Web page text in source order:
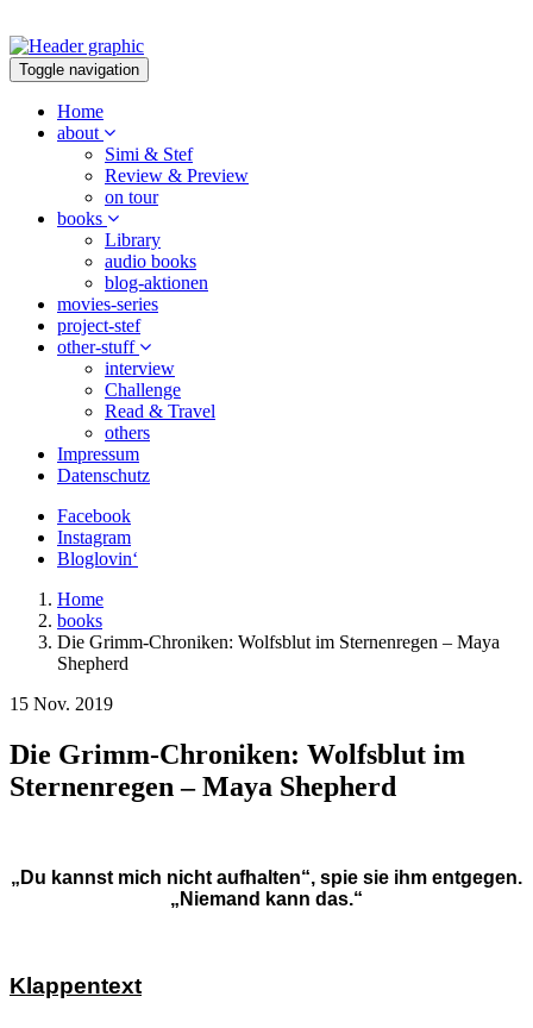
Toggle navigation
Home
about
Simi & Stef
Review & Preview
on tour
books
Library
audio books
blog-aktionen
movies-series
project-stef
other-stuff
interview
Challenge
Read & Travel
others
Impressum
Datenschutz
Facebook
Instagram
Bloglovin‘
Home
books
Die Grimm-Chroniken: Wolfsblut im Sternenregen – Maya
Shepherd
15 Nov. 2019
Die Grimm-Chroniken: Wolfsblut im
Sternenregen – Maya Shepherd
„Du kannst mich nicht aufhalten“, spie sie ihm entgegen.
„Niemand kann das.“
Klappentext